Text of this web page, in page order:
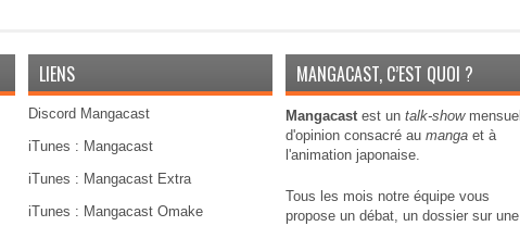
LIENS
Discord Mangacast
iTunes : Mangacast
iTunes : Mangacast Extra
iTunes : Mangacast Omake
MANGACAST, C’EST QUOI ?
Mangacastest un talk-showmensuel
d'opinion consacré au manga et à
l'animation japonaise.
Tous les mois notre équipe vous
propose un débat, un dossier sur une